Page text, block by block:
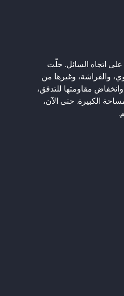
اتجاه السائل. حلّت
والفراشة، وغيرها من
مقاومتها للتدفق،
الكبيرة. حتى الآن،